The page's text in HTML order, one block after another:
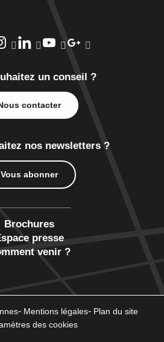
un conseil ?
contacter
nos newsletters ?
Vous abonner
Brochures
presse
venir ?
Mentions légales
Plan du site
des cookies